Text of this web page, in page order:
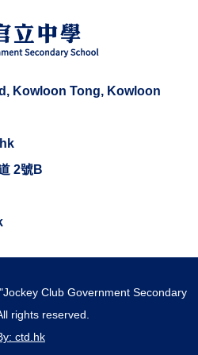
Kowloon Tong, Kowloon
2號B
Club Government Secondary
rights reserved.
ctd.hk